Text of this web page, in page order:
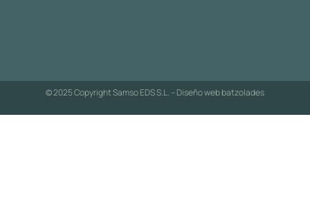
© 2025 Copyright Samso EDS S.L. – Diseño webbatzolades